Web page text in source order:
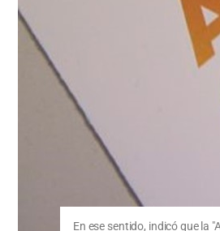
En ese sentido, indicó que la